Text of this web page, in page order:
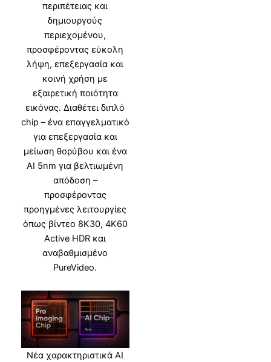
περιπέτειας και
δημιουργούς
περιεχομένου,
προσφέροντας εύκολη
λήψη, επεξεργασία και
κοινή χρήση με
εξαιρετική ποιότητα
εικόνας. Διαθέτει διπλό
chip – ένα επαγγελματικό
για επεξεργασία και
μείωση θορύβου και ένα
AI 5nm για βελτιωμένη
απόδοση –
προσφέροντας
προηγμένες λειτουργίες
όπως βίντεο 8K30, 4K60
Active HDR και
αναβαθμισμένο
PureVideo.
Νέα χαρακτηριστικά AI